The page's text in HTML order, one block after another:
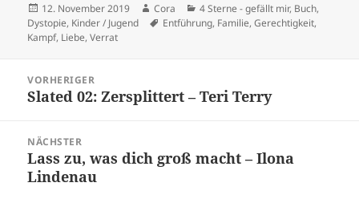
Veröffentlicht
am
12. November 2019 Autor
Cora Kategorien
4 Sterne - gefällt mir, Buch,
Dystopie, Kinder / Jugend Schlagwörter
Entführung, Familie,Gerechtigkeit,
Kampf, Liebe,Verrat
VORHERIGER
Vorheriger
Slated 02: Zersplittert – Teri Terry
NÄCHSTER
Nächster
Beitrag:
Lass zu, was dich groß macht – Ilona
Lindenau